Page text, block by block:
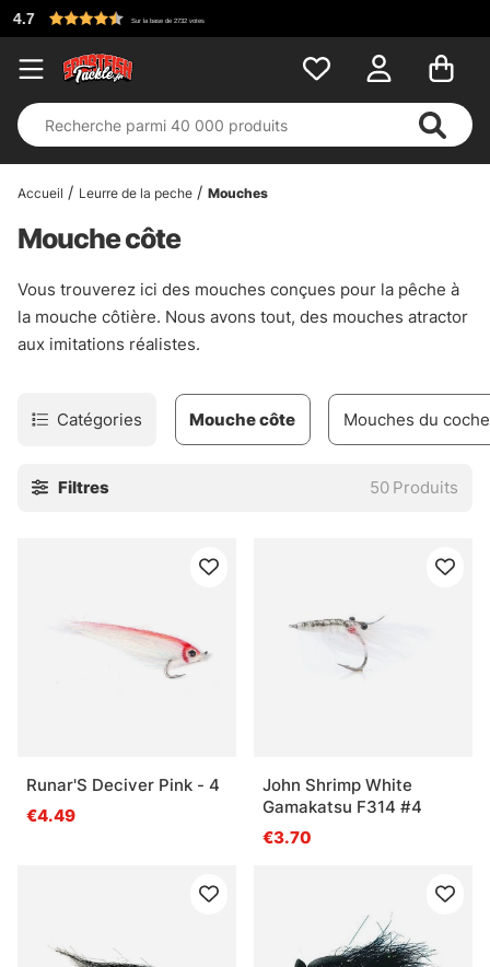
Accueil Leurre de la peche Mouches
Mouche côte
Vous trouverez ici des mouches conçues pour la pêche à
la mouche côtière. Nous avons tout, des mouches atractor
aux imitations réalistes.
Catégories Mouches du coche
Mouche côte
Filtres 50 Produits
Runar'S Deciver Pink - 4
€4.49
John Shrimp White
Gamakatsu F314 #4
€3.70